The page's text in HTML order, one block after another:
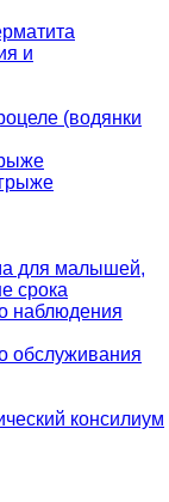
и
(водянки
для малышей,
срока
наблюдения
обслуживания
консилиум